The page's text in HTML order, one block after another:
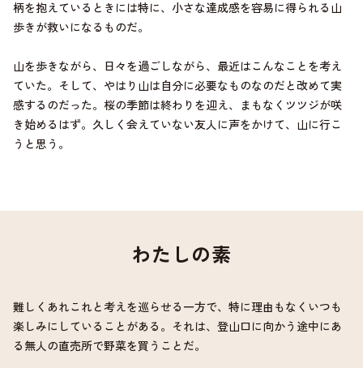
柄を抱えているときには特に、小さな達成感を容易に得られる山
歩きが救いになるものだ。
山を歩きながら、日々を過ごしながら、最近はこんなことを考え
ていた。そして、やはり山は自分に必要なものなのだと改めて実
感するのだった。桜の季節は終わりを迎え、まもなくツツジが咲
き始めるはず。久しく会えていない友人に声をかけて、山に行こ
うと思う。
わたしの素
難しくあれこれと考えを巡らせる一方で、特に理由もなくいつも
楽しみにしていることがある。それは、登山口に向かう途中にあ
る無人の直売所で野菜を買うことだ。